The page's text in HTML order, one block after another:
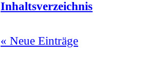
Inhaltsverzeichnis
« Neue Einträge